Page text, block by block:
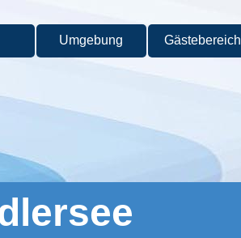
▼
Umgebung ▼
Gästebereich